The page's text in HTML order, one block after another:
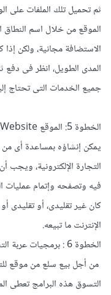
ثم تحميل تلك الملفات على
الموقع من خلال اسم
الاستضافة مجانية، ولكن
المدى الطويل، انظر فى دفع
جميع الخدمات التى تحتاج
الخطوة 5: الموقع Website:ــ
يمكن إنشاؤه بمساعدة أى
التجارة الإلكترونية،
فيه وتصفحه وإتمام عمليات
كان غير تقليدى، أو
الإنترنت ما تبيعه.
الخطوة 6 : برمجيات عربة التسوق Shopping cart software:ــ
من أجل بيع سلع من موقع
التسوق هذه البرامج تعطى